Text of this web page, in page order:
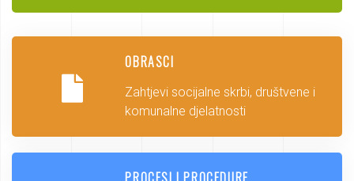
OBRASCI
Zahtjevi socijalne skrbi, društvene i
komunalne djelatnosti